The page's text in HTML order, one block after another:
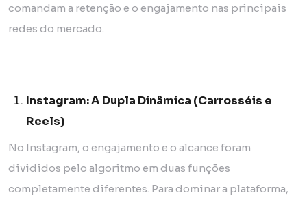
comandam a retenção e o engajamento nas principais
redes do mercado.
Instagram: A Dupla Dinâmica (Carrosséis e
Reels)
No Instagram, o engajamento e o alcance foram
divididos pelo algoritmo em duas funções
completamente diferentes. Para dominar a plataforma,